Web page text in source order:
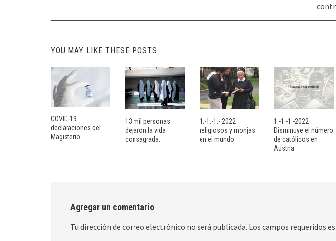
YOU MAY LIKE THESE POSTS
COVID-19.
declaraciones del
Magisterio
13 mil personas
dejaron la vida
consagrada:
1.-1.-1.- 2022
religiosos y monjas
en el mundo
1.-1.-1.-2022
Disminuye el número
de católicos en
Austria
Agregar un comentario
Tu dirección de correo electrónico no será publicada. Los campos requeridos